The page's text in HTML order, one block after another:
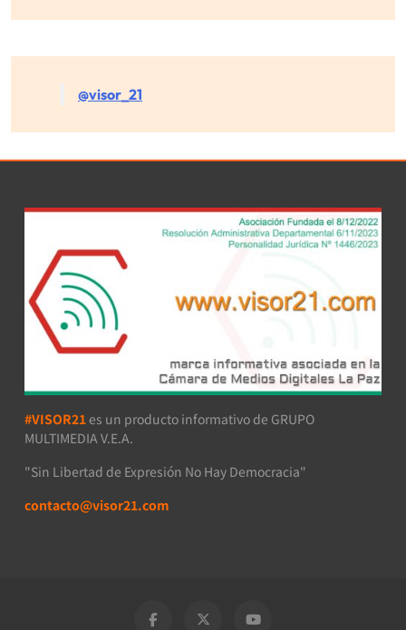
@visor_21
#VISOR21 es un producto informativo de GRUPO
MULTIMEDIA V.E.A.
"Sin Libertad de Expresión No Hay Democracia"
contacto@visor21.com